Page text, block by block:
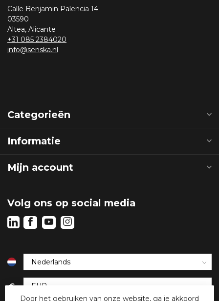
Calle Benjamin Palencia 14
03590
Altea, Alicante
+31 085 2384020
info@senska.nl
Categorieën
Informatie
Mijn account
Volg ons op social media
€
Door het gebruiken van onze website, ga je akkoord